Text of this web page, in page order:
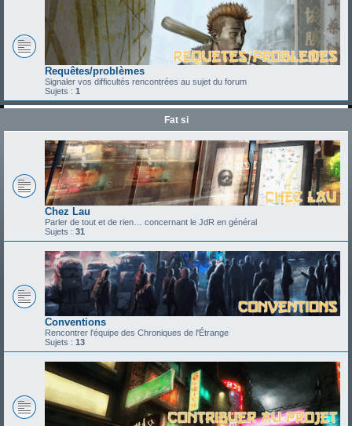
Requêtes/problèmes
Signaler vos difficultés rencontrées au sujet du forum
Sujets : 1
Fat si
Chez Lau
Parler de tout et de rien… concernant le JdR en général
Sujets : 31
Conventions
Rencontrer l'équipe des Chroniques de l'Étrange
Sujets : 13